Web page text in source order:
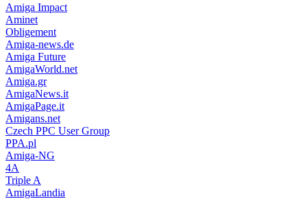
Amiga Impact
Aminet
Obligement
Amiga-news.de
Amiga Future
AmigaWorld.net
Amiga.gr
AmigaNews.it
AmigaPage.it
Amigans.net
Czech PPC User Group
PPA.pl
Amiga-NG
4A
Triple A
AmigaLandia